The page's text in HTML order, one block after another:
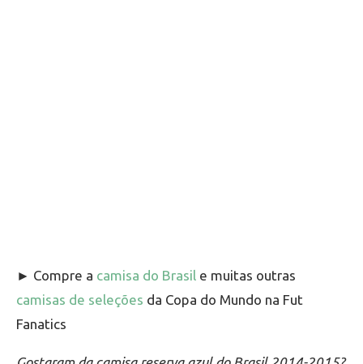
► Compre a camisa do Brasil e muitas outras
camisas de seleções da Copa do Mundo na Fut
Fanatics